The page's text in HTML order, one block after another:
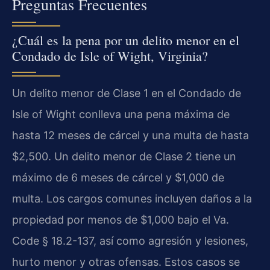
Preguntas Frecuentes
¿Cuál es la pena por un delito menor en el
Condado de Isle of Wight, Virginia?
Un delito menor de Clase 1 en el Condado de
Isle of Wight conlleva una pena máxima de
hasta 12 meses de cárcel y una multa de hasta
$2,500. Un delito menor de Clase 2 tiene un
máximo de 6 meses de cárcel y $1,000 de
multa. Los cargos comunes incluyen daños a la
propiedad por menos de $1,000 bajo el Va.
Code § 18.2-137, así como agresión y lesiones,
hurto menor y otras ofensas. Estos casos se